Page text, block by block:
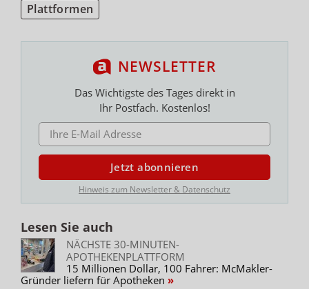
Plattformen
NEWSLETTER
Das Wichtigste des Tages direkt in
Ihr Postfach. Kostenlos!
E-MAIL ADRESSE
Jetzt abonnieren
Hinweis zum Newsletter & Datenschutz
Lesen Sie auch
NÄCHSTE 30-MINUTEN-
APOTHEKENPLATTFORM
15 Millionen Dollar, 100 Fahrer: McMakler-
Gründer liefern für Apotheken